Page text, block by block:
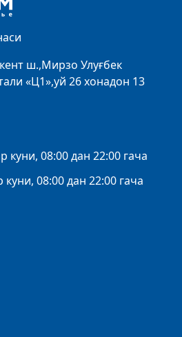
ш.,Мирзо Улуғбек
«Ц1»,уй 26 хонадон 13
08:00 дан 22:00 гача
08:00 дан 22:00 гача